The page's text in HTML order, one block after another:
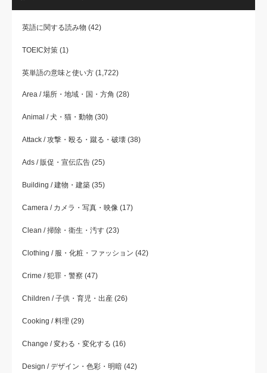
英語に関する読み物 (42)
TOEIC対策 (1)
英単語の意味と使い方 (1,722)
Area / 場所・地域・国・方角 (28)
Animal / 犬・猫・動物 (30)
Attack / 攻撃・殴る・蹴る・破壊 (38)
Ads / 販促・宣伝広告 (25)
Building / 建物・建築 (35)
Camera / カメラ・写真・映像 (17)
Clean / 掃除・衛生・汚す (23)
Clothing / 服・化粧・ファッション (42)
Crime / 犯罪・警察 (47)
Children / 子供・育児・出産 (26)
Cooking / 料理 (29)
Change / 変わる・変化する (16)
Design / デザイン・色彩・明暗 (42)